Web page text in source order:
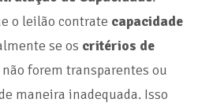
o leilão contrate capacidade
se os critérios de
não forem transparentes ou
maneira inadequada. Isso